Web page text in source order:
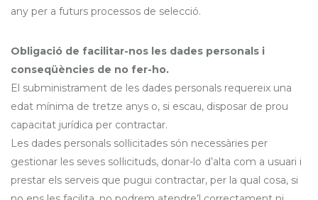
any per a futurs processos de selecció.
Obligació de facilitar-nos les dades personals i
conseqüències de no fer-ho.
El subministrament de les dades personals requereix una
edat mínima de tretze anys o, si escau, disposar de prou
capacitat jurídica per contractar.
Les dades personals sol·licitades són necessàries per
gestionar les seves sol·licituds, donar-lo d’alta com a usuari i
prestar els serveis que pugui contractar, per la qual cosa, si